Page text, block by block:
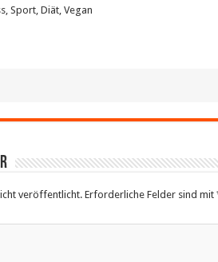
Sport, Diät, Vegan
veröffentlicht. Erforderliche Felder sind mit